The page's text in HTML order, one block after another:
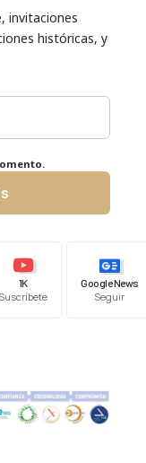
invitaciones
históricas, y
1K
Suscríbete
Google News
Seguir